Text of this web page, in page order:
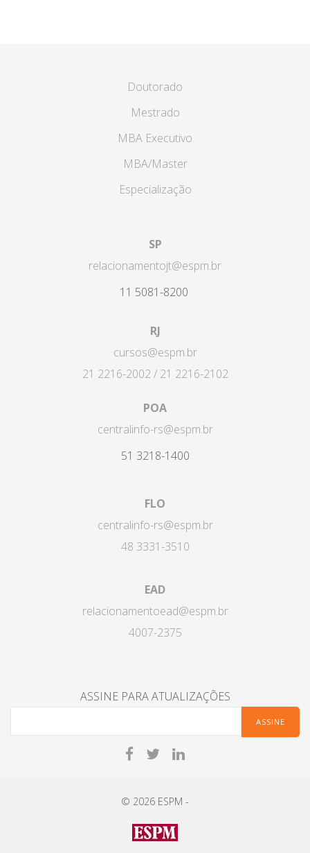
Doutorado
Mestrado
MBA Executivo
MBA/Master
Especialização
SP
relacionamentojt@espm.br
11 5081-8200
RJ
cursos@espm.br
21 2216-2002 / 21 2216-2102
POA
centralinfo-rs@espm.br
51 3218-1400
FLO
centralinfo-rs@espm.br
48 3331-3510
EAD
relacionamentoead@espm.br
4007-2375
ASSINE PARA ATUALIZAÇÕES
© 2026 ESPM -